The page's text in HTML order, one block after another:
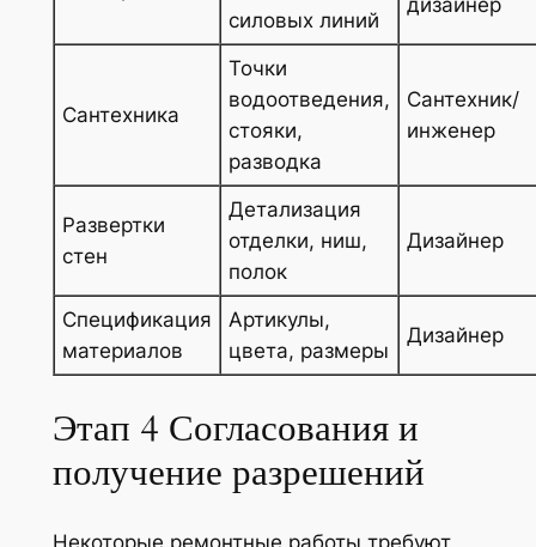
силовых линий
дизайнер
Сантехника
Точки
водоотведения,
стояки,
разводка
Сантехник/
инженер
Развертки
стен
Детализация
отделки, ниш,
полок
Дизайнер
Спецификация
материалов
Артикулы,
цвета, размеры
Дизайнер
Этап 4 Согласования и
получение разрешений
Некоторые ремонтные работы требуют